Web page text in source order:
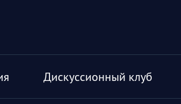
Дискуссионный клуб